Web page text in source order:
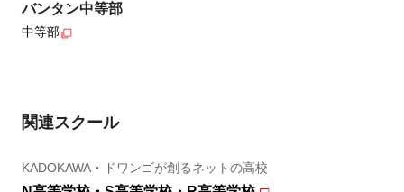
バンタン中等部
中等部
関連スクール
KADOKAWA・ドワンゴが創るネットの高校